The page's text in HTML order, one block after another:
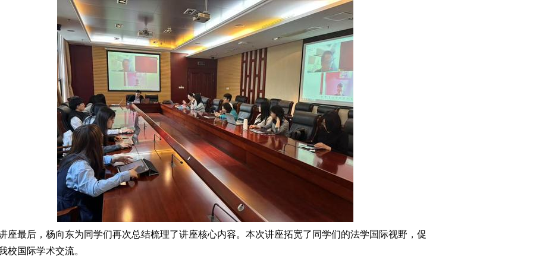
座最后，杨向东为同学们再次总结梳理了讲座核心内容。本次讲座拓宽了同学们的法学国际视野，促
校国际学术交流。